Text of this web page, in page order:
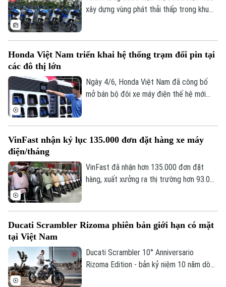
Theo dõi Hà Nội On
xây dựng vùng phát thải thấp trong khu
phương tiện sử dụng năng lượng sạch.
mở rộng các mô hình xe máy điện công
cộng, tạo thêm lựa chọn di chuyển thân
Honda Việt Nam triển khai hệ thống trạm đổi pin tại
các đô thị lớn
Ngày 4/6, Honda Việt Nam đã công bố
mở bán bộ đôi xe máy điện thế hệ mới
nhằm hoàn thiện hệ sinh thái cho xe máy
tại Việt Nam.
VinFast nhận kỷ lục 135.000 đơn đặt hàng xe máy
điện/tháng
VinFast đã nhận hơn 135.000 đơn đặt
hàng, xuất xưởng ra thị trường hơn 93.000
sóng chuyển đổi xanh đang tiến triển
Ducati Scrambler Rizoma phiên bản giới hạn có mặt
tại Việt Nam
Ducati Scrambler 10° Anniversario
Rizoma Edition - bản kỷ niệm 10 năm dòng